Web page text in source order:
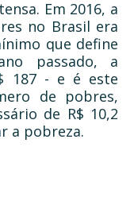
Em 2016, a
no Brasil era
que define
passado, a
187 - e é este
de pobres,
de R$ 10,2
a pobreza.